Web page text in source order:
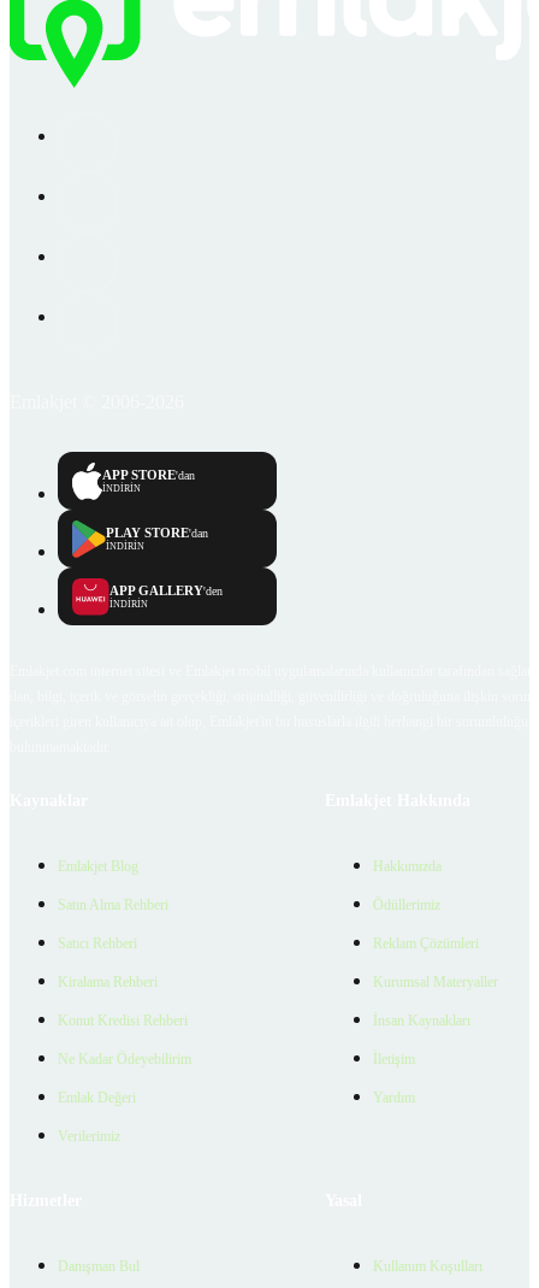
APP STORE'dan
İNDİRİN
PLAY STORE'dan
İNDİRİN
APP GALLERY'den
İNDİRİN
Emlakjet Blog
Satın Alma Rehberi
Satıcı Rehberi
Kiralama Rehberi
Konut Kredisi Rehberi
Ne Kadar Ödeyebilirim
Emlak Değeri
Verilerimiz
Hakkımızda
Ödüllerimiz
Reklam Çözümleri
Kurumsal Materyaller
İnsan Kaynakları
İletişim
Yardım
Danışman Bul Kullanım Koşulları